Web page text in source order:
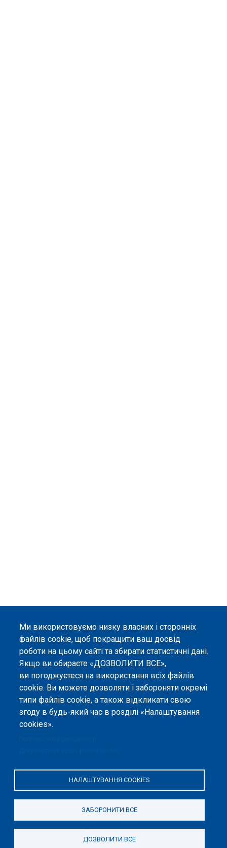
Ми використовуємо низку власних і сторонніх
файлів cookie, щоб покращити ваш досвід
роботи на цьому сайті та збирати статистичні дані.
Якщо ви обираєте «ДОЗВОЛИТИ ВСЕ»,
ви погоджуєтеся на використання всіх файлів
cookie. Ви можете дозволяти і забороняти окремі
типи файлів cookie, а також відкликати свою
згоду в будь-який час в розділі «Налаштування
cookies».
НАЛАШТУВАННЯ COOKIES
ЗАБОРОНИТИ ВСЕ
ДОЗВОЛИТИ ВСЕ